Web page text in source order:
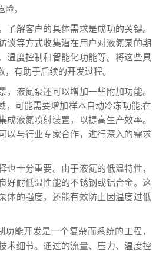
。
解客户的具体需求是成功的关键。
谈等方式收集潜在用户对液氮泵的期
温度控制和智能化功能等。将这些具
有助于后续的开发过程。
液氮泵还可以增加一些附加功能。
，可能需要增加样本自动冷冻功能;在
成液氮喷射装置，以提高生产效率。
以与行业专家合作，进行深入的需求
十分重要。由于液氮的低温特性，
好耐低温性能的不锈钢或铝合金。这
体的强度，还能有效防止因温度过低
功能开发是一个复杂而系统的工程，
术细节。通过的流量、压力、温度控